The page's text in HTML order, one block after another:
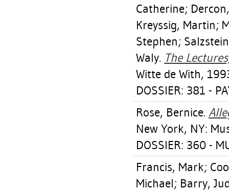
Catherine;
Kreyssig, Martin;
Stephen;
Waly. The
Witte de With,
DOSSIER: 381 -
Rose, Bernice.
New York, NY:
DOSSIER: 360 -
Francis, Mark;
Michael; Barry,